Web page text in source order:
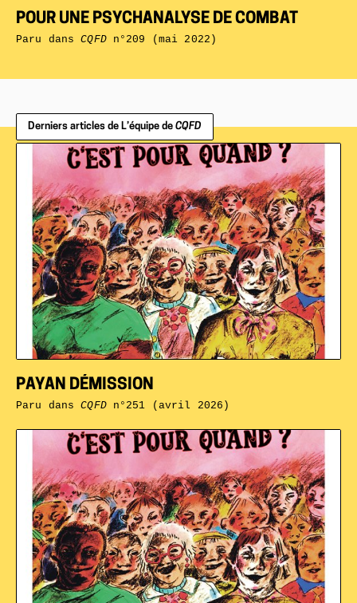
POUR UNE PSYCHANALYSE DE COMBAT
Paru dansCQFDn°209 (mai 2022)
Derniers articles de L’équipe de CQFD
PAYAN DÉMISSION
Paru dansCQFDn°251 (avril 2026)